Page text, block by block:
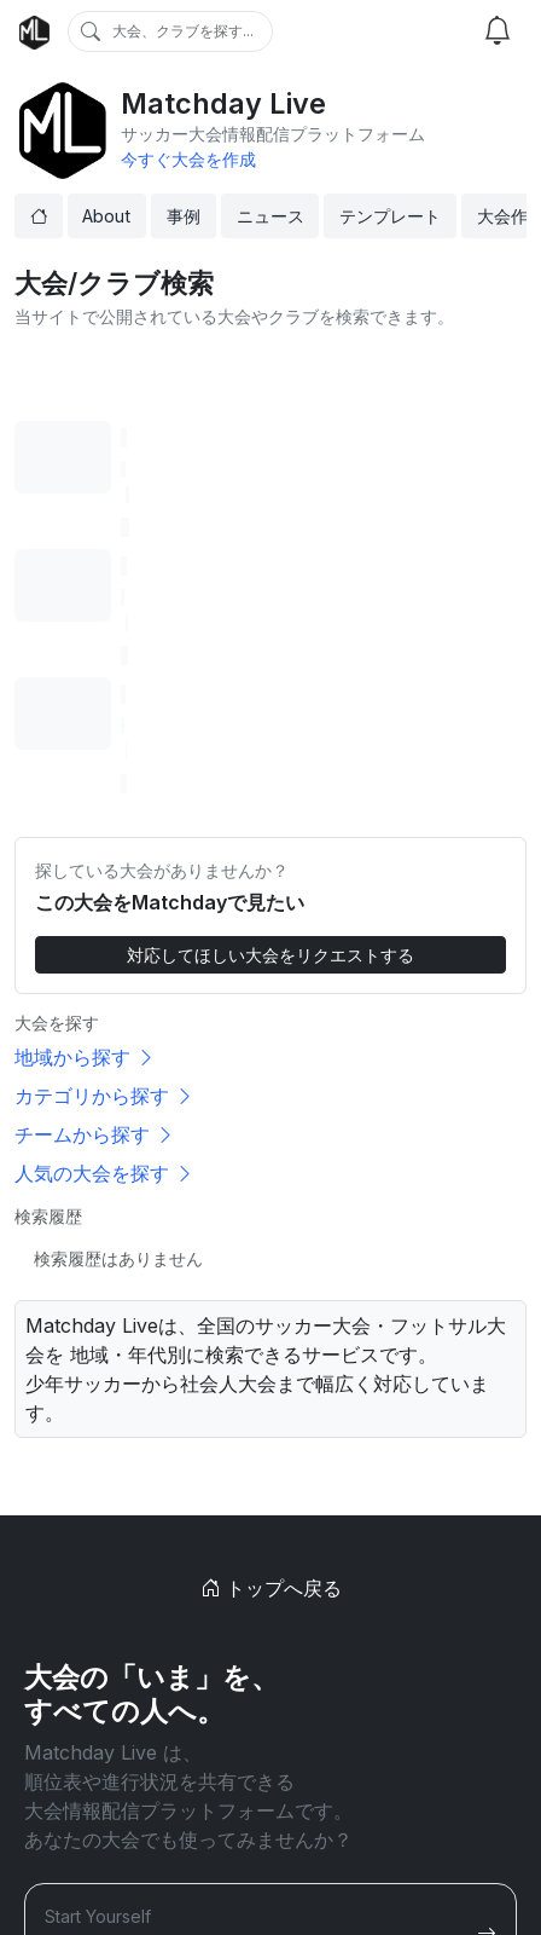
大会、クラブを探す...
Matchday Live
サッカー大会情報配信プラットフォーム
今すぐ大会を作成
About 事例 ニュース テンプレート 大会作
大会/クラブ検索
当サイトで公開されている大会やクラブを検索できます。
探している大会がありませんか？
この大会をMatchdayで見たい
対応してほしい大会をリクエストする
大会を探す
地域から探す
カテゴリから探す
チームから探す
人気の大会を探す
検索履歴
検索履歴はありません
Matchday Liveは、全国のサッカー大会・フットサル大
会を 地域・年代別に検索できるサービスです。
少年サッカーから社会人大会まで幅広く対応していま
す。
トップへ戻る
大会の「いま」を、
すべての人へ。
Matchday Live は、
順位表や進行状況を共有できる
大会情報配信プラットフォームです。
あなたの大会でも使ってみませんか？
Start Yourself